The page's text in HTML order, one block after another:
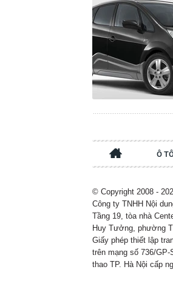
Ô
© Copyright 2008 -
Công ty TNHH Nội
Tầng 19, tòa nhà
Huy Tưởng, phường
Giấy phép thiết lập
trên mạng số 736/
thao TP. Hà Nội cấp